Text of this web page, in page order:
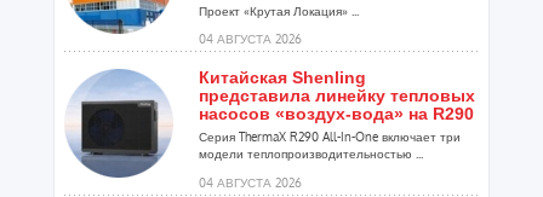
Проект «Крутая Локация» ...
04 АВГУСТА 2026
Китайская Shenling
представила линейку тепловых
насосов «воздух-вода» на R290
Серия ThermaX R290 All-In-One включает три
модели теплопроизводительностью ...
04 АВГУСТА 2026